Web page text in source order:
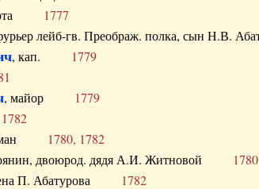
1777
лейб-гв. Преображ. полка, сын Н.В.
, кап. 1779
, майор 1779
1782
1780, 1782
двоюрод. дядя А.И. Житновой 1780
П. Абатурова 1782